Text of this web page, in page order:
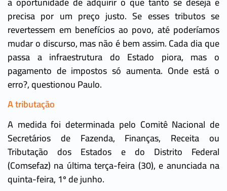
precisa por um preço justo. Se esses tributos se
revertessem em benefícios ao povo, até poderíamos
mudar o discurso, mas não é bem assim. Cada dia que
passa a infraestrutura do Estado piora, mas o
pagamento de impostos só aumenta. Onde está o
erro?, questionou Paulo.
A tributação
A medida foi determinada pelo Comitê Nacional de
Secretários de Fazenda, Finanças, Receita ou
Tributação dos Estados e do Distrito Federal
(Comsefaz) na última terça-feira (30), e anunciada na
quinta-feira, 1º de junho.